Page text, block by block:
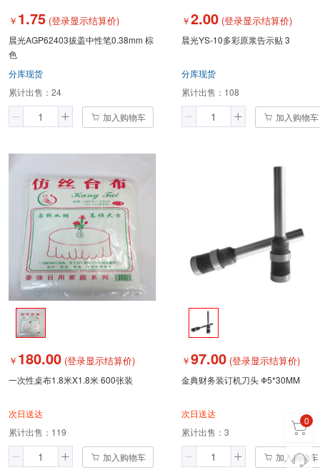
0
￥ 1.75 (登录显示结算价)
晨光AGP62403拔盖中性笔0.38mm 棕
色
分库现货
累计出售： 24
加入购物车
￥2.00 (登录显示结算价)
晨光YS-10多彩原浆告示贴 3
分库现货
累计出售： 108
加入购物车
￥ 180.00 (登录显示结算价)
一次性桌布1.8米X1.8米 600张装
次日送达
累计出售： 119
加入购物车
￥97.00 (登录显示结算价)
金典财务装订机刀头 Φ5*30MM
次日送达
累计出售： 3
加入购物车